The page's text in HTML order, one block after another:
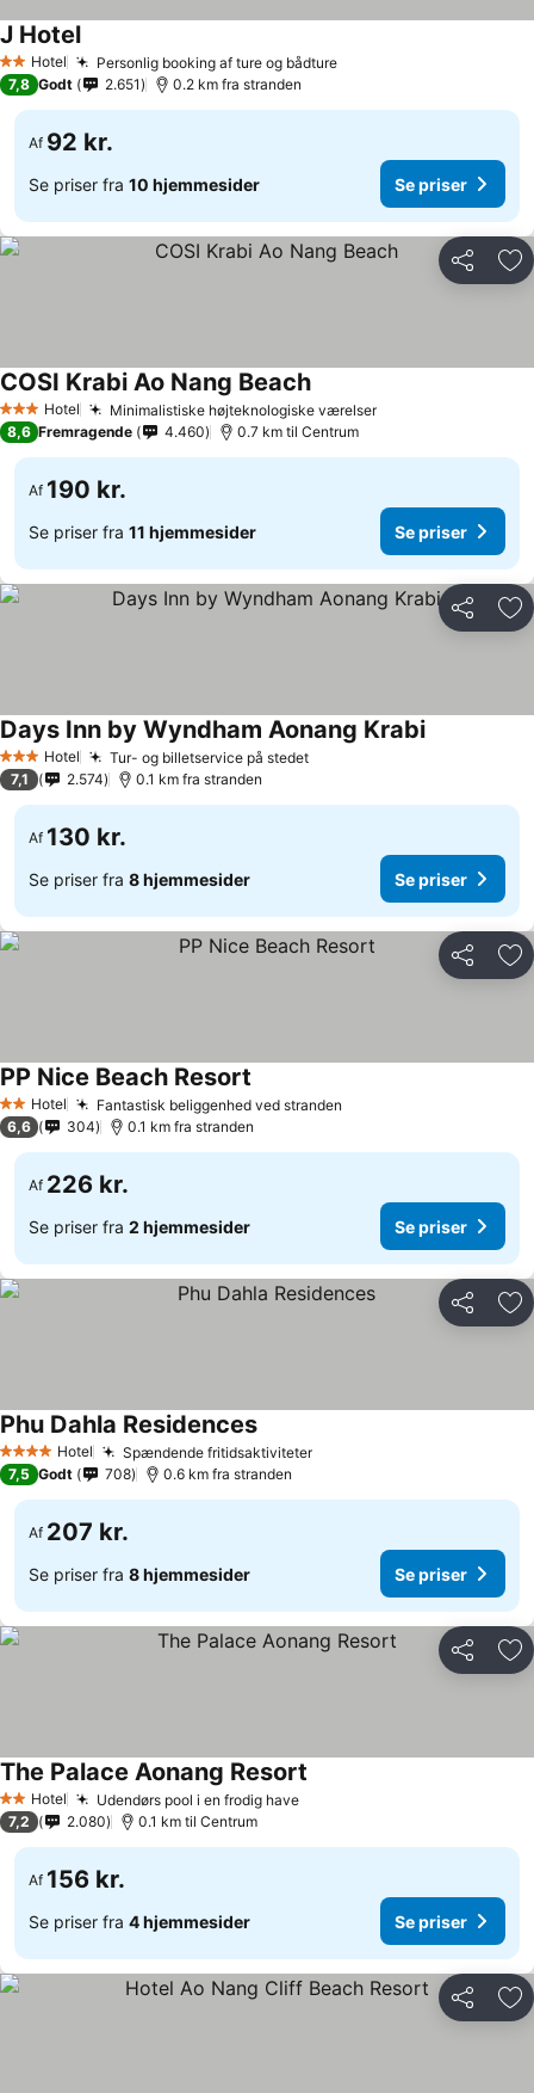
2 Stjerner
Hotel Personlig booking af ture og bådture
J Hotel
7,8 Godt 2.651 0.2 km fra stranden
Af 92 kr.
Se priser fra 10 hjemmesider Se priser
Del
3 StjernerHotel Minimalistiske højteknologiske værelser
COSI Krabi Ao Nang Beach
8,6 Fremragende 4.460 0.7 km til Centrum
Af 190 kr.
Se priser fra 11 hjemmesider Se priser
Del
3 StjernerHotel Tur- og billetservice på stedet
Days Inn by Wyndham Aonang Krabi
7,1 2.574 0.1 km fra stranden
Af 130 kr.
Se priser fra 8 hjemmesider Se priser
Del
2 Stjerner
Hotel Fantastisk beliggenhed ved stranden
PP Nice Beach Resort
6,6 304 0.1 km fra stranden
Af 226 kr.
Se priser fra 2 hjemmesider Se priser
Del
4 StjernerHotel Spændende fritidsaktiviteter
Phu Dahla Residences
7,5 Godt 708 0.6 km fra stranden
Af 207 kr.
Se priser fra 8 hjemmesider Se priser
Del
2 Stjerner
Hotel Udendørs pool i en frodig have
The Palace Aonang Resort
7,2 2.080 0.1 km til Centrum
Af 156 kr.
Se priser fra 4 hjemmesider Se priser
Del